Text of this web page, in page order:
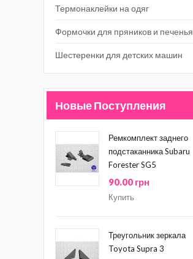
Термонаклейки на одяг
Формочки для пряников и печенья
Шестеренки для детских машин
Новые Поступления
Ремкомплект заднего
подстаканника Subaru
Forester SG5
90.00 грн
Купить
Треугольник зеркала
Toyota Supra 3